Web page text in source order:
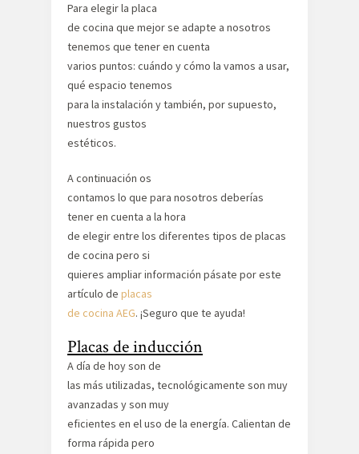
Para elegir la placa
de cocina que mejor se adapte a nosotros
tenemos que tener en cuenta
varios puntos: cuándo y cómo la vamos a usar,
qué espacio tenemos
para la instalación y también, por supuesto,
nuestros gustos
estéticos.
A continuación os
contamos lo que para nosotros deberías
tener en cuenta a la hora
de elegir entre los diferentes tipos de placas
de cocina pero si
quieres ampliar información pásate por este
artículo de placas
de cocina AEG. ¡Seguro que te ayuda!
Placas de inducción
A día de hoy son de
las más utilizadas, tecnológicamente son muy
avanzadas y son muy
eficientes en el uso de la energía. Calientan de
forma rápida pero